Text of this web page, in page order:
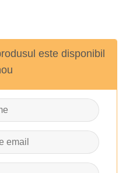
este disponibil